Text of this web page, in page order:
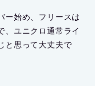
ー始め、フリースは
、ユニクロ通常ライ
と思って大丈夫で